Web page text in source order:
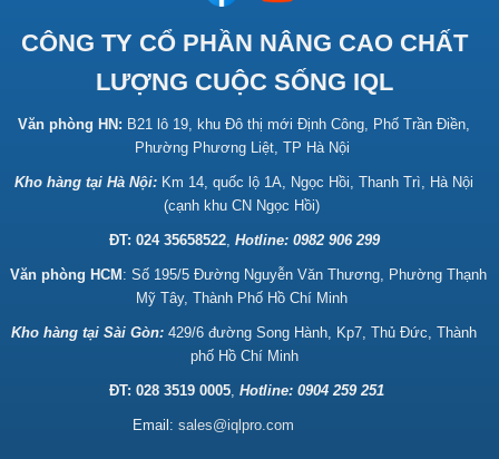
CÔNG TY CỔ PHẦN NÂNG CAO CHẤT
LƯỢNG CUỘC SỐNG IQL
Văn phòng HN: B21 lô 19, khu Đô thị mới Định Công, Phố Trần Điền,
Phường Phương Liệt, TP Hà Nội
Kho hàng tại Hà Nội: Km 14, quốc lộ 1A, Ngọc Hồi, Thanh Trì, Hà Nội
(cạnh khu CN Ngọc Hồi)
ĐT: 024 35658522, Hotline: 0982 906 299
Văn phòng HCM: Số 195/5 Đường Nguyễn Văn Thương, Phường Thạnh
Mỹ Tây, Thành Phố Hồ Chí Minh
Kho hàng tại Sài Gòn: 429/6 đường Song Hành, Kp7, Thủ Đức, Thành
phố Hồ Chí Minh
ĐT: 028 3519 0005, Hotline: 0904 259 251
Email: sales@iqlpro.com